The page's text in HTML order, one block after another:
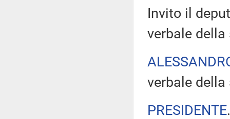
Invito il
verbale della
verbale
PRESIDENTE